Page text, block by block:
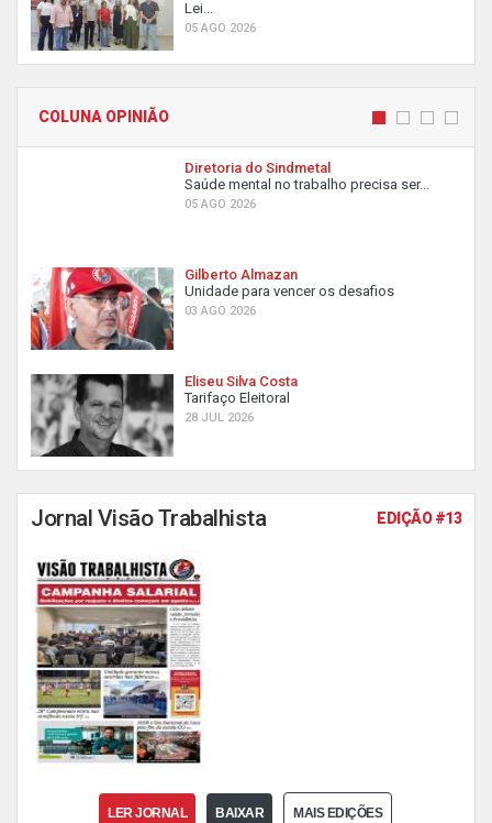
Lei...
05 AGO 2026
COLUNA OPINIÃO
Diretoria do Sindmetal
Saúde mental no trabalho precisa ser...
05 AGO 2026
Gilberto Almazan
Unidade para vencer os desafios
03 AGO 2026
Eliseu Silva Costa
Tarifaço Eleitoral
28 JUL 2026
Jornal Visão Trabalhista EDIÇÃO #13
LER JORNAL BAIXAR MAIS EDIÇÕES